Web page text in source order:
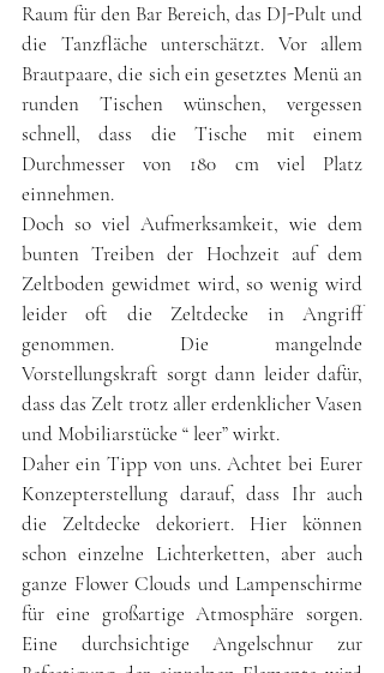
Raum für den Bar Bereich, das DJ-Pult und
die Tanzfläche unterschätzt. Vor allem
Brautpaare, die sich ein gesetztes Menü an
runden Tischen wünschen, vergessen
schnell, dass die Tische mit einem
Durchmesser von 180 cm viel Platz
einnehmen.
Doch so viel Aufmerksamkeit, wie dem
bunten Treiben der Hochzeit auf dem
Zeltboden gewidmet wird, so wenig wird
leider oft die Zeltdecke in Angriff
genommen. Die mangelnde
Vorstellungskraft sorgt dann leider dafür,
dass das Zelt trotz aller erdenklicher Vasen
und Mobiliarstücke “ leer” wirkt.
Daher ein Tipp von uns. Achtet bei Eurer
Konzepterstellung darauf, dass Ihr auch
die Zeltdecke dekoriert. Hier können
schon einzelne Lichterketten, aber auch
ganze Flower Clouds und Lampenschirme
für eine großartige Atmosphäre sorgen.
Eine durchsichtige Angelschnur zur